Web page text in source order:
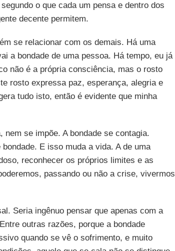
o que cada um pensa e dentro dos
decente permitem.
se relacionar com os demais. Há uma
a bondade de uma pessoa. Há tempo, eu já
não é a própria consciência, mas o rosto
rosto expressa paz, esperança, alegria e
tudo isto, então é evidente que minha
nem se impõe. A bondade se contagia.
E isso muda a vida. A de uma
reconhecer os próprios limites e as
passando ou não a crise, vivermos
Seria ingênuo pensar que apenas com a
outras razões, porque a bondade
quando se vê o sofrimento, e muito